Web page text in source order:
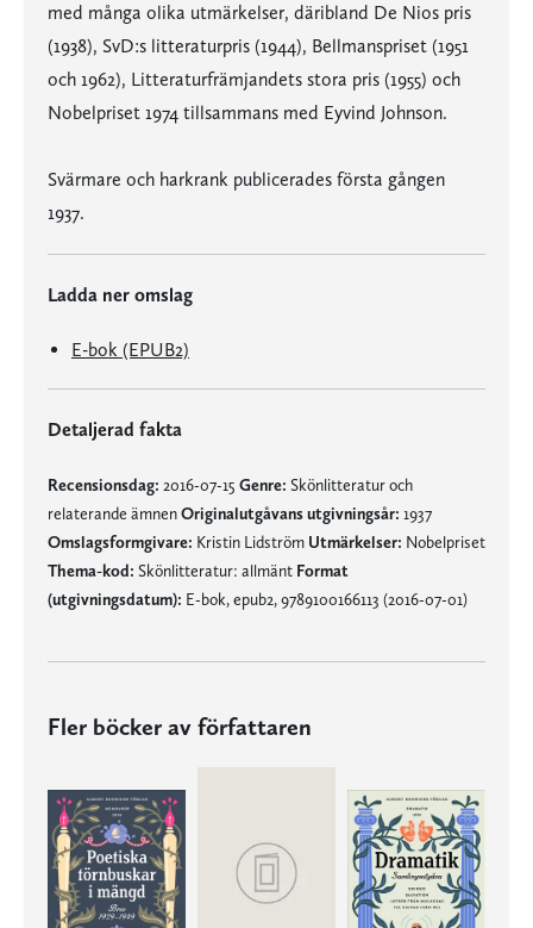
med många olika utmärkelser, däribland De Nios pris
(1938), SvD:s litteraturpris (1944), Bellmanspriset (1951
och 1962), Litteraturfrämjandets stora pris (1955) och
Nobelpriset 1974 tillsammans med Eyvind Johnson.
Svärmare och harkrank publicerades första gången
1937.
Ladda ner omslag
E-bok (EPUB2)
Detaljerad fakta
Recensionsdag: 2016-07-15 Genre: Skönlitteratur och
relaterande ämnenOriginalutgåvans utgivningsår: 1937
Omslagsformgivare: Kristin Lidström Utmärkelser: Nobelpriset
Thema-kod: Skönlitteratur: allmänt Format
(utgivningsdatum): E-bok, epub2, 9789100166113 (2016-07-01)
Fler böcker av författaren